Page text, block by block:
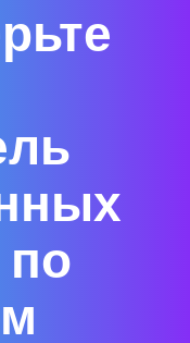
по